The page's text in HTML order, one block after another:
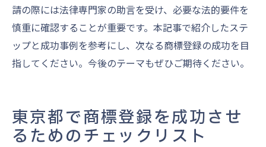
請の際には法律専門家の助言を受け、必要な法的要件を
慎重に確認することが重要です。本記事で紹介したステ
ップと成功事例を参考にし、次なる商標登録の成功を目
指してください。今後のテーマもぜひご期待ください。
東京都で商標登録を成功させ
るためのチェックリスト